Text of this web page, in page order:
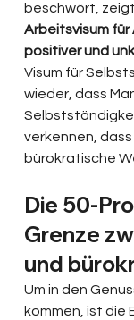
beschwört,
Arbeitsvisum
positiver und
Visum für
wieder, dass
verkennen,
bürokratische
Die 50-
Grenze
und
Um in den
kommen, ist die